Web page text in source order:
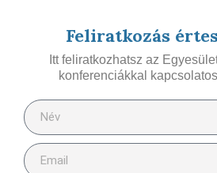
Feliratkozás
Itt feliratkozhatsz az
konferenciákkal